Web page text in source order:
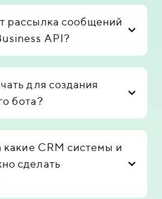
рассылка сообщений
API?
для создания
бота?
какие CRM системы и
сделать